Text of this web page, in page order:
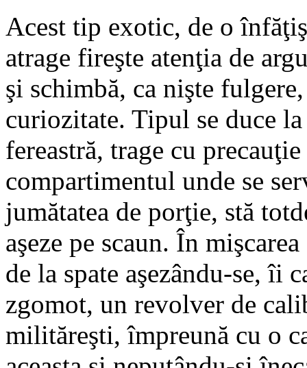
Acest tip exotic, de o
atrage fireşte atenţia de
şi schimbă, ca nişte
curiozitate. Tipul se duce
fereastră, trage cu
compartimentul unde se
jumătatea de porţie, stă
aşeze pe scaun. În
de la spate aşezându-se, îi
zgomot, un revolver de
milităreşti, împreună cu o